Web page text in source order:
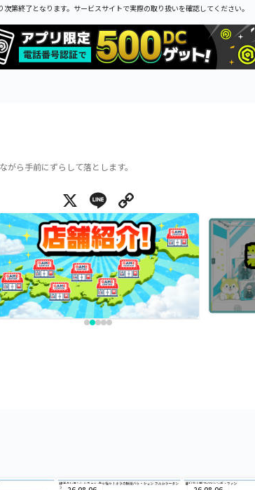
第終了となります。サービスサイトで実際の取り扱いを確認してください。
ら手前にずらして落とします。
X Line